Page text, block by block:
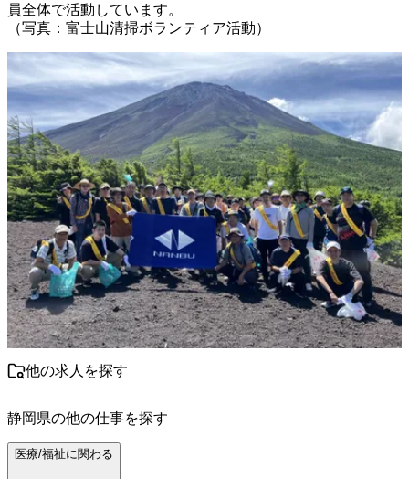
員全体で活動しています。
（写真：富士山清掃ボランティア活動）
他の求人を探す
静岡県の他の仕事を探す
医療/福祉に関わる